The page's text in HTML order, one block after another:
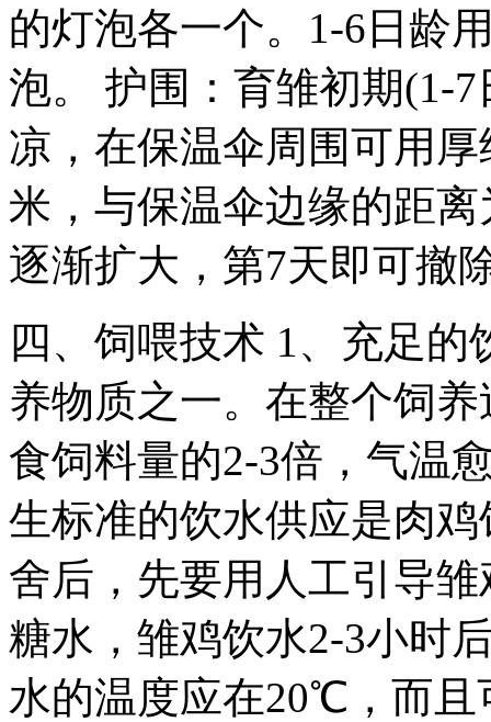
的灯泡各一个。1-6日龄
泡。 护围：育雏初期(1-
凉，在保温伞周围可用
米，与保温伞边缘的距
逐渐扩大，第7天即可撤
四、饲喂技术 1、充足
养物质之一。在整个饲
食饲料量的2-3倍，气温
生标准的饮水供应是肉
舍后，先要用人工引导
糖水，雏鸡饮水2-3小时
水的温度应在20℃，而且